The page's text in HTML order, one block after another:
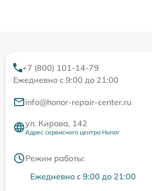
+7 (800) 101-14-79
Ежедневно с 9:00 до 21:00
info@honor-repair-center.ru
ул. Кирова, 142
Адрес сервисного центра Honor
Режим работы:
Ежедневно с 9:00 до 21:00